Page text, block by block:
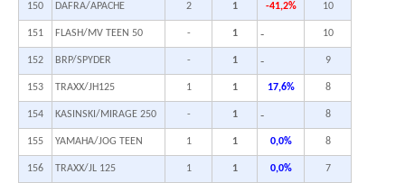
150 DAFRA/APACHE 2 1 -41,2% 10
151 FLASH/MV TEEN 50 - 1 - 10
152 BRP/SPYDER - 1 - 9
153 TRAXX/JH125 1 1 17,6% 8
154 KASINSKI/MIRAGE 250 - 1 - 8
155 YAMAHA/JOG TEEN 1 1 0,0% 8
156 TRAXX/JL 125 1 1 0,0% 7